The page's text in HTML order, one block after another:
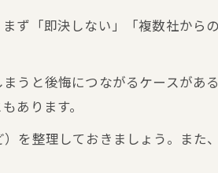
取で押さえたい査定手順
ントと買取手続きの進め方
的な手順と注意すべきポイント
ず「即決しない」「複数社から
うと後悔につながるケースがあ
あります。
を整理しておきましょう。また